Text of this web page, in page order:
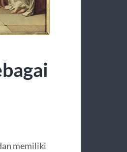
memiliki